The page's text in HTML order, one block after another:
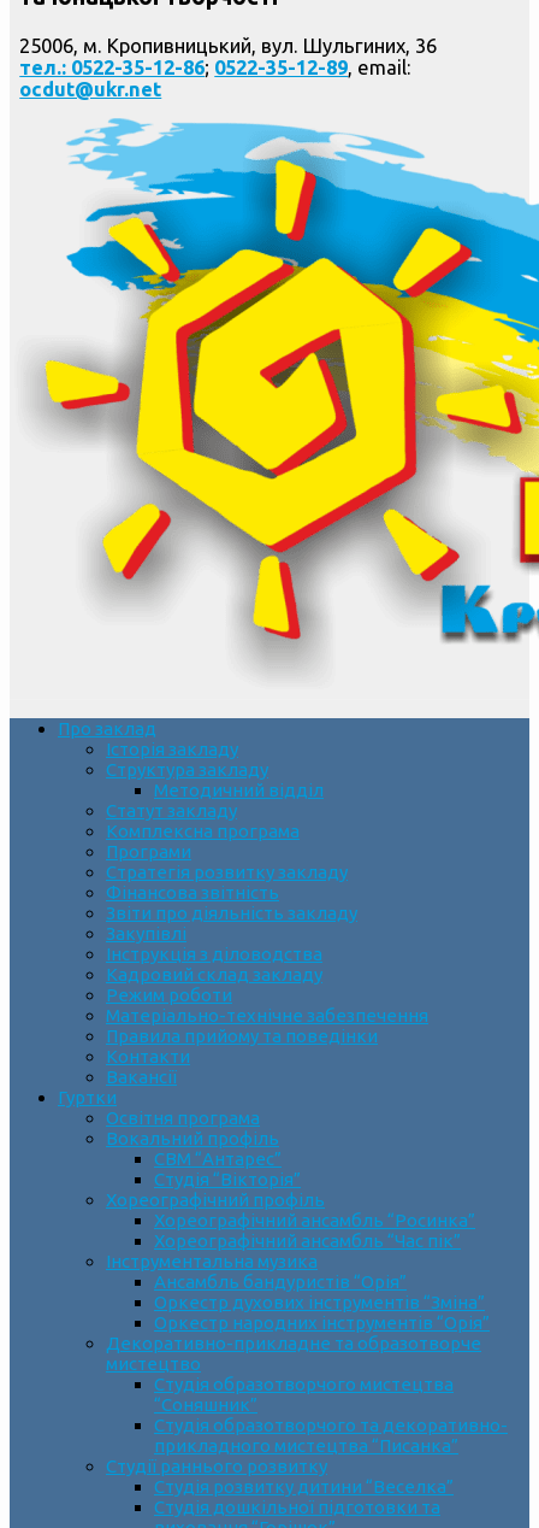
25006, м. Кропивницький, вул. Шульгиних, 36
тел.: 0522-35-12-86; 0522-35-12-89, email:
ocdut@ukr.net
Про заклад
Історія закладу
Структура закладу
Методичний відділ
Статут закладу
Комплексна програма
Програми
Стратегія розвитку закладу
Фінансова звітність
Звіти про діяльність закладу
Закупівлі
Інструкція з діловодства
Кадровий склад закладу
Режим роботи
Матеріально-технічне забезпечення
Правила прийому та поведінки
Контакти
Вакансії
Гуртки
Освітня програма
Вокальний профіль
СВМ “Антарес”
Студія “Вікторія”
Хореографічний профіль
Хореографічний ансамбль “Росинка”
Хореографічний ансамбль “Час пік”
Інструментальна музика
Ансамбль бандуристів “Орія”
Оркестр духових інструментів “Зміна”
Оркестр народних інструментів “Орія”
Декоративно-прикладне та образотворче
мистецтво
Cтудія образотворчого мистецтва
“Соняшник”
Студія образотворчого та декоративно-
прикладного мистецтва “Писанка”
Студії раннього розвитку
Студія розвитку дитини “Веселка”
Студія дошкільної підготовки та